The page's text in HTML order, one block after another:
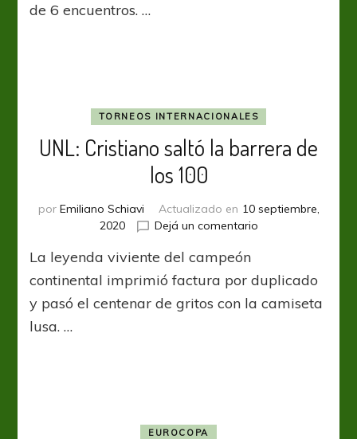
España
de 6 encuentros. …
TORNEOS INTERNACIONALES
UNL: Cristiano saltó la barrera de
los 100
por Emiliano Schiavi Actualizado en 10 septiembre,
2020
Dejá un comentarioen
saltó
barrera
La leyenda viviente del campeón
continental imprimió factura por duplicado
y pasó el centenar de gritos con la camiseta
lusa. …
EUROCOPA